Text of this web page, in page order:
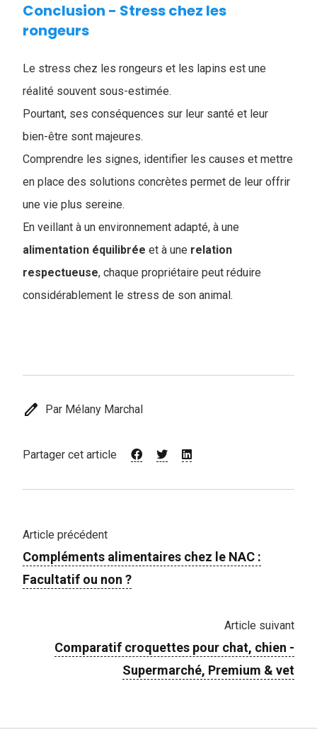
Conclusion - Stress chez les
rongeurs
Le stress chez les rongeurs et les lapins est une
réalité souvent sous-estimée.
Pourtant, ses conséquences sur leur santé et leur
bien-être sont majeures.
Comprendre les signes, identifier les causes et mettre
en place des solutions concrètes permet de leur offrir
une vie plus sereine.
En veillant à un environnement adapté, à une
alimentation équilibrée et à une relation
respectueuse, chaque propriétaire peut réduire
considérablement le stress de son animal.
edit Par Mélany Marchal
Partager cet article
Article précédent
Compléments alimentaires chez le NAC :
Facultatif ou non ?
Article suivant
Comparatif croquettes pour chat, chien -
Supermarché, Premium & vet